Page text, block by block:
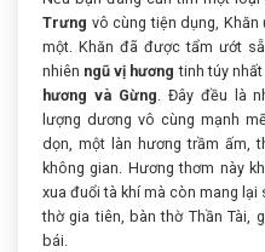
Trưng vô cùng tiện dụng,
một. Khăn đã được tẩm ướt
nhiên ngũ vị hương tinh túy
hương và Gừng. Đây đều là
lượng dương vô cùng mạnh
dọn, một làn hương trầm ấm,
không gian. Hương thơm này
xua đuổi tà khí mà còn mang
thờ gia tiên, bàn thờ Thần Tài,
bái.